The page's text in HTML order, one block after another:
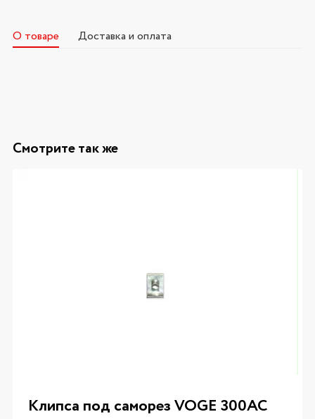
О товаре Доставка и оплата
Смотрите так же
Клипса под саморез VOGE 300AC